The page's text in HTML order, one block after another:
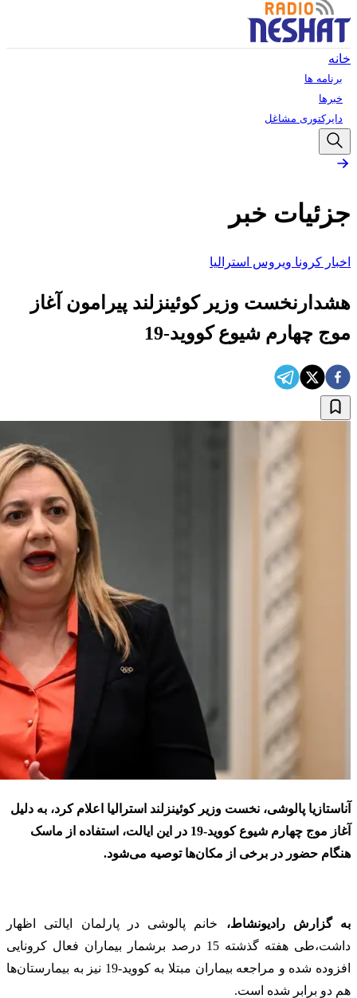
خانه
برنامه ها
خبرها
دایرکتوری مشاغل
جزئیات خبر
اخبار کرونا ویروس استرالیا
هشدارنخست وزیر کوئینزلند پیرامون آغاز
موج چهارم شیوع کووید-19
آناستازیا پالوشی، نخست وزیر کوئینزلند استرالیا اعلام کرد، به دلیل
آغاز موج چهارم شیوع کووید-19 در این ایالت، استفاده از ماسک
هنگام حضور در برخی از مکان‌ها توصیه می‌شود.
به گزارش رادیونشاط، خانم پالوشی در پارلمان ایالتی اظهار
داشت،طی هفته گذشته 15 درصد برشمار بیماران فعال کرونایی
افزوده شده و مراجعه بیماران مبتلا به کووید-19 نیز به بیمارستان‌ها
هم دو برابر شده است.